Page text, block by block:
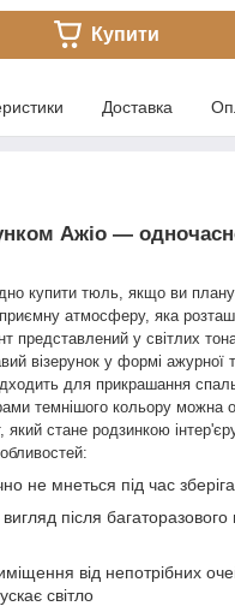
Купити
Доставка
Ажіо —
купити тюль, якщо ви
приємну атмосферу, яка
представлений у світлих
візерунок у формі ажурної
для прикрашання
темнішого кольору можна
який стане родзинкою
не мнеться під час
після
від непотрібних
світло